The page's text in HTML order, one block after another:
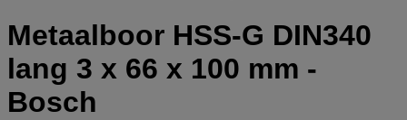
Metaalboor HSS-G DIN340
lang 3 x 66 x 100 mm -
Bosch